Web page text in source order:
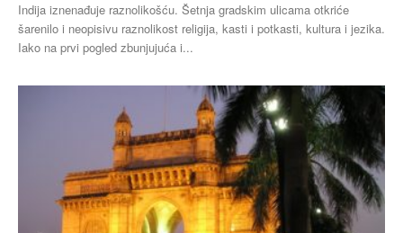
Indija iznenađuje raznolikošću. Šetnja gradskim ulicama otkriće
šarenilo i neopisivu raznolikost religija, kasti i potkasti, kultura i jezika.
Iako na prvi pogled zbunjujuća i...